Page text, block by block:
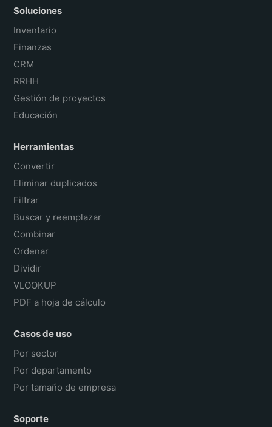
Soluciones
Inventario
Finanzas
CRM
RRHH
Gestión de proyectos
Educación
Herramientas
Convertir
Eliminar duplicados
Filtrar
Buscar y reemplazar
Combinar
Ordenar
Dividir
VLOOKUP
PDF a hoja de cálculo
Casos de uso
Por sector
Por departamento
Por tamaño de empresa
Soporte